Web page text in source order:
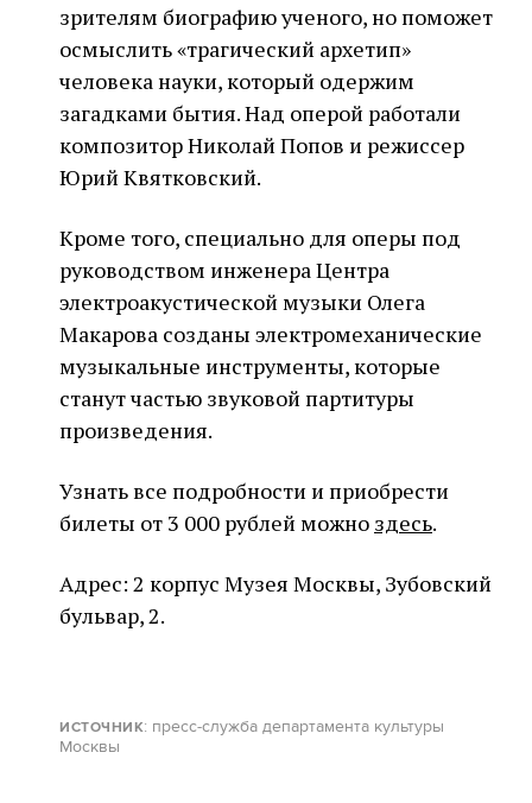
зрителям биографию ученого, но поможет
осмыслить «трагический архетип»
человека науки, который одержим
загадками бытия. Над оперой работали
композитор Николай Попов и режиссер
Юрий Квятковский.
Кроме того, специально для оперы под
руководством инженера Центра
электроакустической музыки Олега
Макарова созданы электромеханические
музыкальные инструменты, которые
станут частью звуковой партитуры
произведения.
Узнать все подробности и приобрести
билеты от 3 000 рублей можно здесь.
Адрес: 2 корпус Музея Москвы, Зубовский
бульвар, 2.
ИСТОЧНИК: пресс-служба департамента культуры
Москвы